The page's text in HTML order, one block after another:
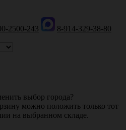
2500-243
8-914-329-38-80
выбор города?
можно положить только тот
на выбранном складе.